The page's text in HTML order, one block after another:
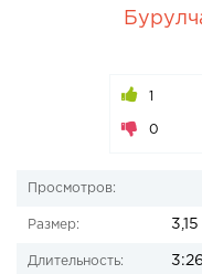
1
0
Просмотров:
Размер:
Длительность: 3:26